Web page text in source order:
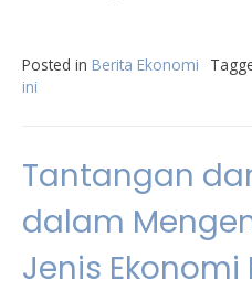
Posted in Berita Ekonomi
ini
Tantangan
dalam
Jenis